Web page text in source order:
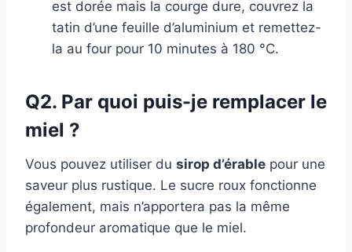
est dorée mais la courge dure, couvrez la
tatin d’une feuille d’aluminium et remettez-
la au four pour 10 minutes à 180 °C.
Q2. Par quoi puis-je remplacer le
miel ?
Vous pouvez utiliser du sirop d’érable pour une
saveur plus rustique. Le sucre roux fonctionne
également, mais n’apportera pas la même
profondeur aromatique que le miel.